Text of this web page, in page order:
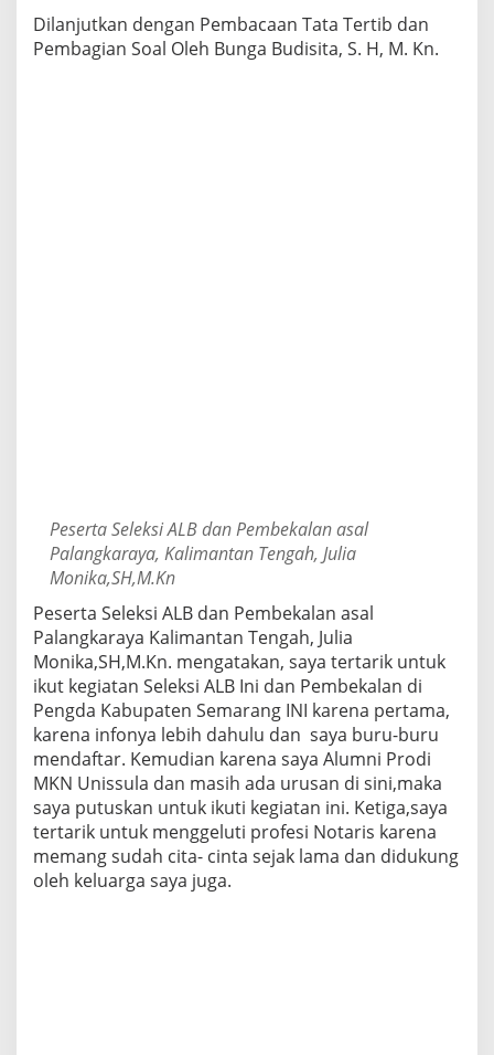
Dilanjutkan dengan Pembacaan Tata Tertib dan
Pembagian Soal Oleh Bunga Budisita, S. H, M. Kn.
Peserta Seleksi ALB dan Pembekalan asal
Palangkaraya, Kalimantan Tengah, Julia
Monika,SH,M.Kn
Peserta Seleksi ALB dan Pembekalan asal
Palangkaraya Kalimantan Tengah, Julia
Monika,SH,M.Kn. mengatakan, saya tertarik untuk
ikut kegiatan Seleksi ALB Ini dan Pembekalan di
Pengda Kabupaten Semarang INI karena pertama,
karena infonya lebih dahulu dan saya buru-buru
mendaftar. Kemudian karena saya Alumni Prodi
MKN Unissula dan masih ada urusan di sini,maka
saya putuskan untuk ikuti kegiatan ini. Ketiga,saya
tertarik untuk menggeluti profesi Notaris karena
memang sudah cita- cinta sejak lama dan didukung
oleh keluarga saya juga.